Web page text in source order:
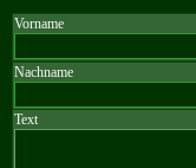
Vorname
Nachname
Text